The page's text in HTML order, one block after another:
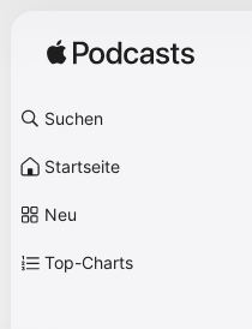
Suchen
Startseite
Neu
Top-Charts